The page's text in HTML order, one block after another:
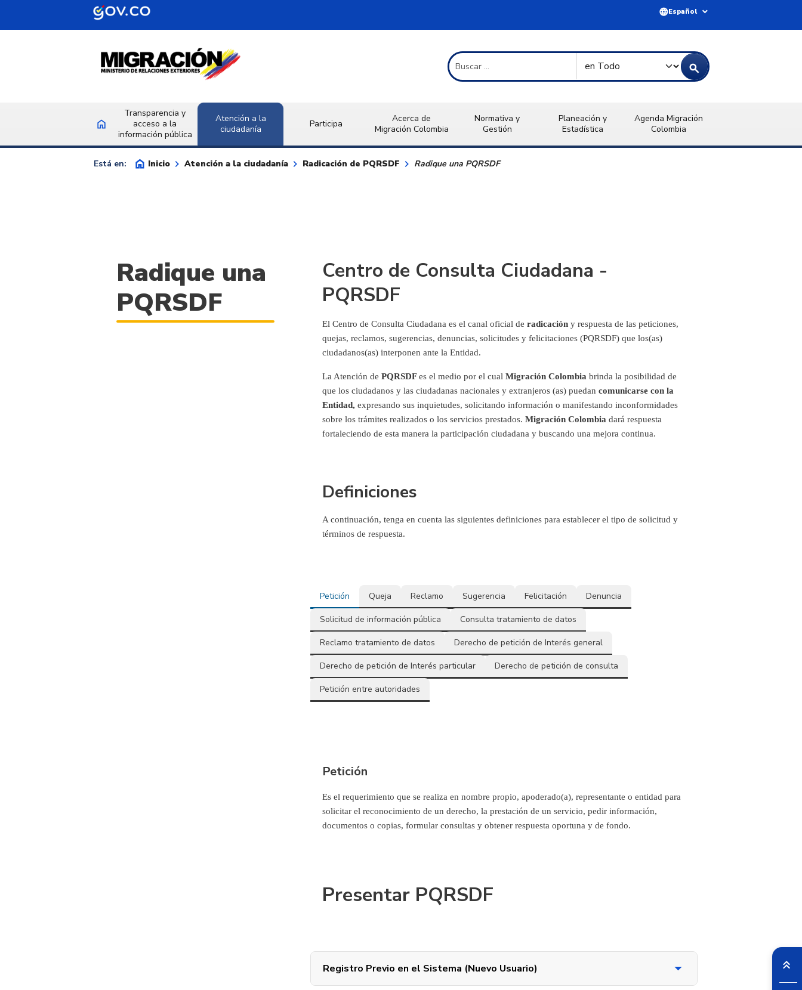
Saltar al contenido principal
languageEspañol expand_more
Término de Búsqueda Tipo de Búsqueda
search
homeInicio
Transparencia y
acceso a la
información pública
Atención a la
ciudadanía
Participa
Acerca de
Migración Colombia
Normativa y
Gestión
Planeación y
Estadística
Agenda Migración
Colombia
Está en: home Inicio keyboard_arrow_right Atención a la ciudadanía keyboard_arrow_right Radicación de PQRSDF keyboard_arrow_right Radique una PQRSDF
Radique una
PQRSDF
Centro de Consulta Ciudadana -
PQRSDF
El Centro de Consulta Ciudadana es el canal oficial de radicación y respuesta de las peticiones,
quejas, reclamos, sugerencias, denuncias, solicitudes y felicitaciones (PQRSDF) que los(as)
ciudadanos(as) interponen ante la Entidad.
La Atención de PQRSDFes el medio por el cual Migración Colombia brinda la posibilidad de
que los ciudadanos y las ciudadanas nacionales y extranjeros (as) puedan comunicarse con la
Entidad, expresando sus inquietudes, solicitando información o manifestando inconformidades
sobre los trámites realizados o los servicios prestados. Migración Colombiadará respuesta
fortaleciendo de esta manera la participación ciudadana y buscando una mejora continua.
Definiciones
A continuación, tenga en cuenta las siguientes definiciones para establecer el tipo de solicitud y
términos de respuesta.
Petición Queja Reclamo Sugerencia Felicitación Denuncia
Solicitud de información pública Consulta tratamiento de datos
Reclamo tratamiento de datos Derecho de petición de Interés general
Derecho de petición de Interés particular Derecho de petición de consulta
Petición entre autoridades
Petición
Es el requerimiento que se realiza en nombre propio, apoderado(a), representante o entidad para
solicitar el reconocimiento de un derecho, la prestación de un servicio, pedir información,
documentos o copias, formular consultas y obtener respuesta oportuna y de fondo.
Presentar PQRSDF
Registro Previo en el Sistema (Nuevo Usuario)